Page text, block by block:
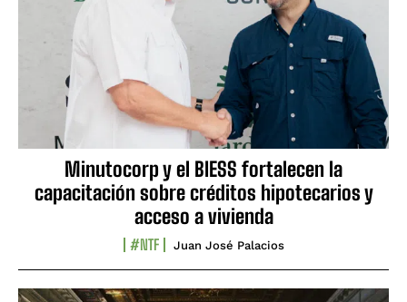
Minutocorp y el BIESS fortalecen la
capacitación sobre créditos hipotecarios y
acceso a vivienda
#NTF Juan José Palacios